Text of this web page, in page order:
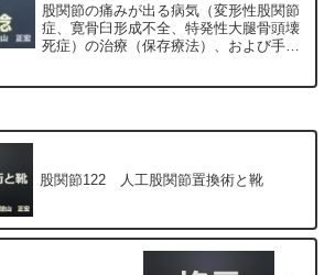
股関節の痛みが出る病気（変形性股関節
症、寛骨臼形成不全、特発性大腿骨頭壊
死症）の治療（保存療法）、および手術
股関節122 人工股関節置換術と靴